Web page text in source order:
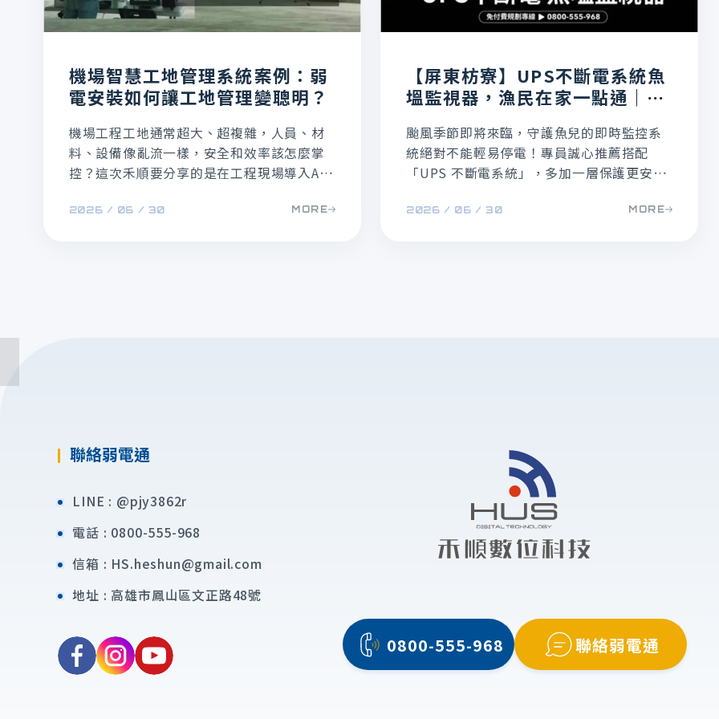
2026 / 06 / 30
機場智慧工地管理系統案例：弱
電安裝如何讓工地管理變聰明？
機場工程工地通常超大、超複雜，人員、材
料、設備像亂流一樣，安全和效率該怎麼掌
控？這次禾順要分享的是在工程現場導入AI
純裝個監視器或門禁卡這麼簡單，而是要讓
MORE 2026 / 06 / 30
【屏東枋寮】UPS不斷電系統魚
塭監視器，漁民在家一點通｜禾
颱風季節即將來臨，守護魚兒的即時監控系
統絕對不能輕易停電！專員誠心推薦搭配
「UPS 不斷電系統」，多加一層保護更安
握漁池最新狀況。
MORE
聯絡弱電通
LINE : @pjy3862r
電話 : 0800-555-968
信箱 : HS.heshun@gmail.com
地址 : 高雄市鳳山區文正路48號
0800-555-968 聯絡弱電通